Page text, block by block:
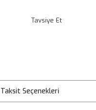
Tavsiye Et
Taksit Seçenekleri